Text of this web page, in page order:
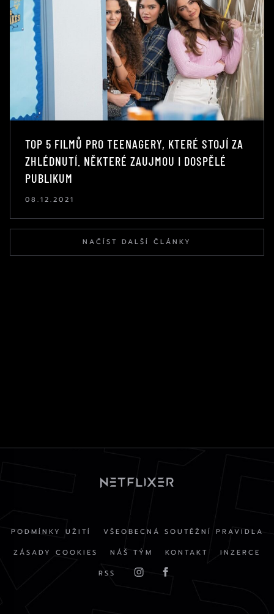
TOP 5 FILMŮ PRO TEENAGERY, KTERÉ STOJÍ ZA
ZHLÉDNUTÍ. NĚKTERÉ ZAUJMOU I DOSPĚLÉ
PUBLIKUM
08.12.2021
NAČÍST DALŠÍ ČLÁNKY
PODMÍNKY UŽITÍ
VŠEOBECNÁ SOUTĚŽNÍ PRAVIDLA
ZÁSADY COOKIES
NÁŠ TÝM KONTAKT
INZERCE
RSS